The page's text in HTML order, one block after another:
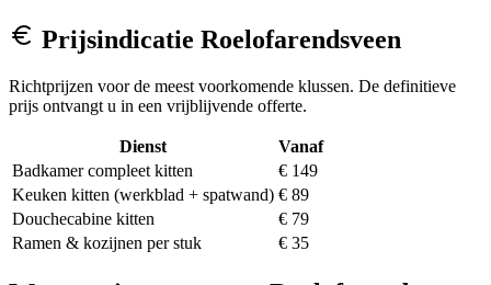
Prijsindicatie Roelofarendsveen
Richtprijzen voor de meest voorkomende klussen. De definitieve
prijs ontvangt u in een vrijblijvende offerte.
Dienst
Vanaf
Badkamer compleet kitten
€ 149
Keuken kitten (werkblad + spatwand) € 89
Douchecabine kitten
€ 79
Ramen & kozijnen per stuk
€ 35